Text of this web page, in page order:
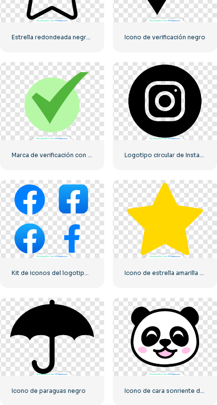
Icono de verificación negro
Kit de iconos del logotipo de Facebook Icono de estrella amarilla redondeada
Icono de paraguas negro Icono de cara sonriente del pequeño panda